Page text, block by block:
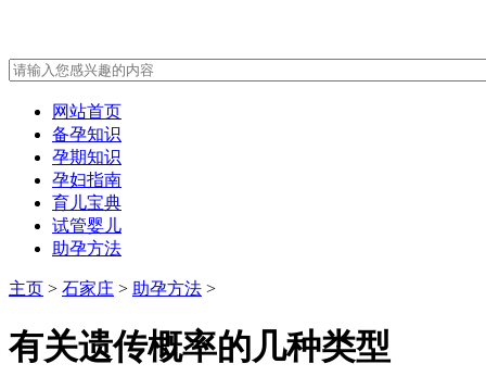
网站首页
备孕知识
孕期知识
孕妇指南
育儿宝典
试管婴儿
助孕方法
主页 > 石家庄 > 助孕方法 >
有关遗传概率的几种类型